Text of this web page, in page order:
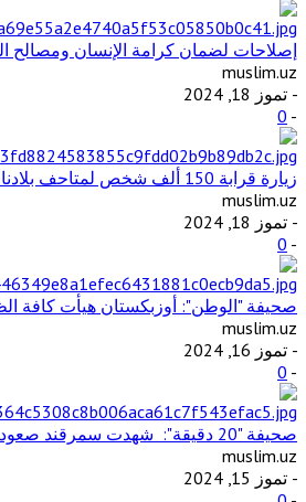
إصلاحات لضمان كرامة الإنسان ومصالح
muslim.uz
- تموز 18, 2024
-
0
زيارة قرابة 150 ألف شخص لمتاحف بلادنا في إطار برنامج "الرحلة إلى الماضي"
muslim.uz
- تموز 18, 2024
-
0
صحيفة "الوطن": أوزبكستان هيأت كافة
muslim.uz
- تموز 16, 2024
-
0
صحيفة "20 دقيقة": شهدت سمرقند صعود وسقوط الإمبراطوريات العظيمة وتفاعل الثقافات والحضارات المختلفة
muslim.uz
- تموز 15, 2024